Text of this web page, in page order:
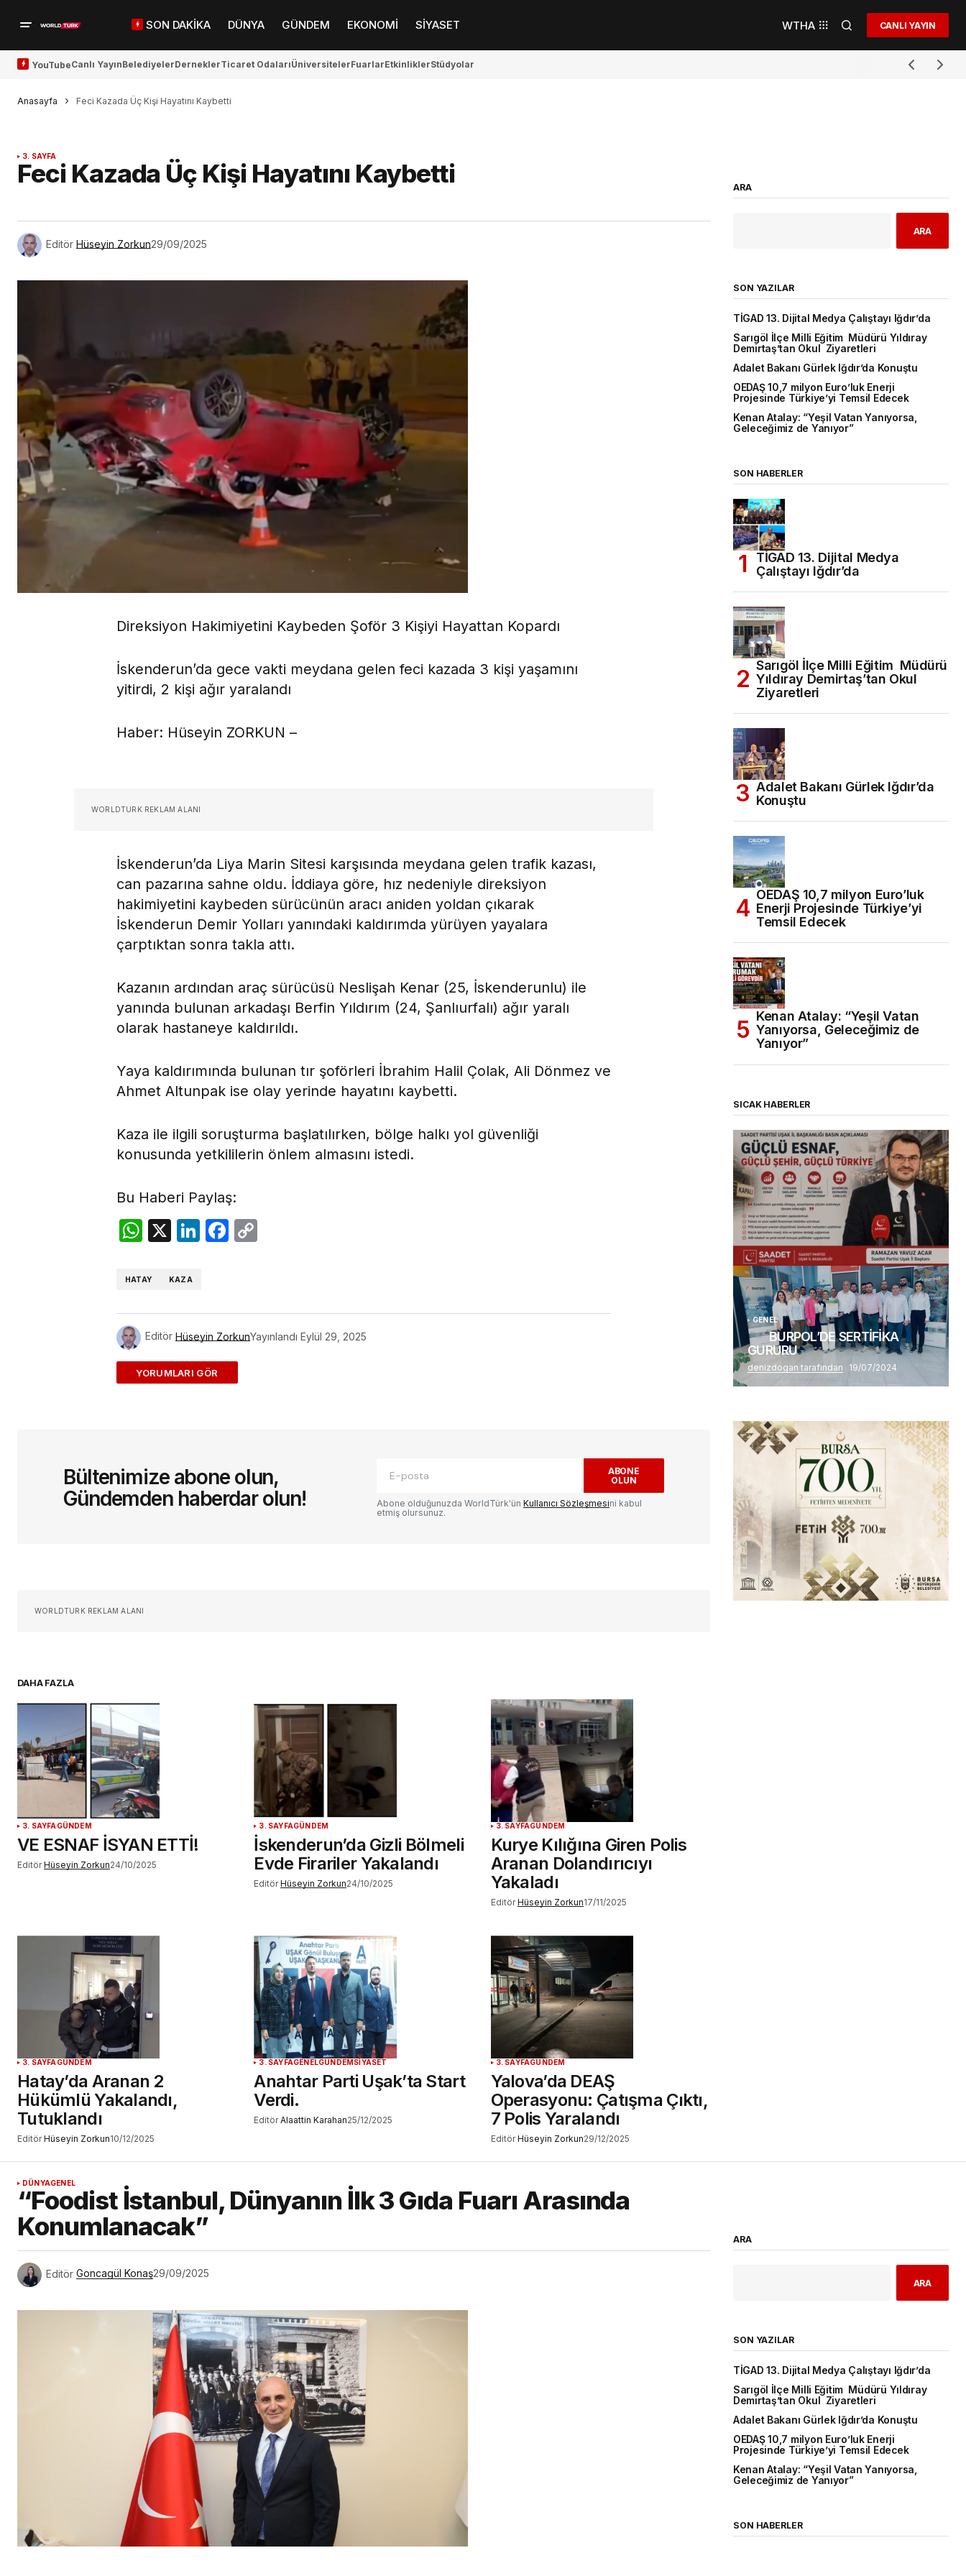
SON DAKİKA DÜNYA GÜNDEM EKONOMİ SİYASET WTHA CANLI YAYIN
YouTubeCanlı YayınBelediyelerDerneklerTicaret OdalarıÜniversitelerFuarlarEtkinliklerStüdyolar
Anasayfa Feci Kazada Üç Kişi Hayatını Kaybetti
3. SAYFA
Feci Kazada Üç Kişi Hayatını Kaybetti
Editör Hüseyin Zorkun29/09/2025
Direksiyon Hakimiyetini Kaybeden Şoför 3 Kişiyi Hayattan Kopardı
İskenderun’da gece vakti meydana gelen feci kazada 3 kişi yaşamını
yitirdi, 2 kişi ağır yaralandı
Haber: Hüseyin ZORKUN –
WORLDTURK REKLAM ALANI
İskenderun’da Liya Marin Sitesi karşısında meydana gelen trafik kazası,
can pazarına sahne oldu. İddiaya göre, hız nedeniyle direksiyon
hakimiyetini kaybeden sürücünün aracı aniden yoldan çıkarak
İskenderun Demir Yolları yanındaki kaldırımda yürüyen yayalara
çarptıktan sonra takla attı.
Kazanın ardından araç sürücüsü Neslişah Kenar (25, İskenderunlu) ile
yanında bulunan arkadaşı Berfin Yıldırım (24, Şanlıurfalı) ağır yaralı
olarak hastaneye kaldırıldı.
Yaya kaldırımında bulunan tır şoförleri İbrahim Halil Çolak, Ali Dönmez ve
Ahmet Altunpak ise olay yerinde hayatını kaybetti.
Kaza ile ilgili soruşturma başlatılırken, bölge halkı yol güvenliği
konusunda yetkililerin önlem almasını istedi.
Bu Haberi Paylaş:
WhatsApp
X LinkedIn
Facebook
HATAY KAZA
Editör Hüseyin ZorkunYayınlandı Eylül 29, 2025
ADD A COMMENT
Yorum*
YORUM GÖNDER
Bültenimize abone olun,
Gündemden haberdar olun!
ABONE
OLUN
Abone olduğunuzda WorldTürk'ün Kullanıcı Sözleşmesini kabul
etmiş olursunuz.
WORLDTURK REKLAM ALANI
DAHA FAZLA
3. SAYFA GÜNDEM
VE ESNAF İSYAN ETTİ!
Editör Hüseyin Zorkun24/10/2025
3. SAYFAGÜNDEM
İskenderun’da Gizli Bölmeli
Evde Firariler Yakalandı
Editör Hüseyin Zorkun24/10/2025
3. SAYFAGÜNDEM
Kurye Kılığına Giren Polis
Aranan Dolandırıcıyı
Yakaladı
Editör Hüseyin Zorkun17/11/2025
3. SAYFA GÜNDEM
Hatay’da Aranan 2
Hükümlü Yakalandı,
Tutuklandı
Editör Hüseyin Zorkun10/12/2025
3. SAYFAGENELGÜNDEM SİYASET
Anahtar Parti Uşak’ta Start
Verdi.
Editör Alaattin Karahan25/12/2025
3. SAYFAGÜNDEM
Yalova’da DEAŞ
Operasyonu: Çatışma Çıktı,
7 Polis Yaralandı
Editör Hüseyin Zorkun29/12/2025
ARA
ARA
SON YAZILAR
TİGAD 13. Dijital Medya Çalıştayı Iğdır’da
Sarıgöl İlçe Milli Eğitim Müdürü Yıldıray
Demirtaş’tan Okul Ziyaretleri
Adalet Bakanı Gürlek Iğdır’da Konuştu
OEDAŞ 10,7 milyon Euro’luk Enerji
Projesinde Türkiye’yi Temsil Edecek
Kenan Atalay: “Yeşil Vatan Yanıyorsa,
Geleceğimiz de Yanıyor”
SON HABERLER
TİGAD 13. Dijital Medya
Çalıştayı Iğdır’da
Sarıgöl İlçe Milli Eğitim Müdürü
Yıldıray Demirtaş’tan Okul
Ziyaretleri
Adalet Bakanı Gürlek Iğdır’da
Konuştu
OEDAŞ 10,7 milyon Euro’luk
Enerji Projesinde Türkiye’yi
Temsil Edecek
Kenan Atalay: “Yeşil Vatan
Yanıyorsa, Geleceğimiz de
Yanıyor”
SICAK HABERLER
(başlıksız)
Alaattin Karahan tarafından 14/07/2026
GENEL
BURPOL’DE SERTİFİKA
GURURU
denizdogan tarafından 19/07/2024
DÜNYAGENEL
“Foodist İstanbul, Dünyanın İlk 3 Gıda Fuarı Arasında
Konumlanacak”
Editör Goncagül Konaş29/09/2025
ARA
ARA
SON YAZILAR
TİGAD 13. Dijital Medya Çalıştayı Iğdır’da
Sarıgöl İlçe Milli Eğitim Müdürü Yıldıray
Demirtaş’tan Okul Ziyaretleri
Adalet Bakanı Gürlek Iğdır’da Konuştu
OEDAŞ 10,7 milyon Euro’luk Enerji
Projesinde Türkiye’yi Temsil Edecek
Kenan Atalay: “Yeşil Vatan Yanıyorsa,
Geleceğimiz de Yanıyor”
SON HABERLER